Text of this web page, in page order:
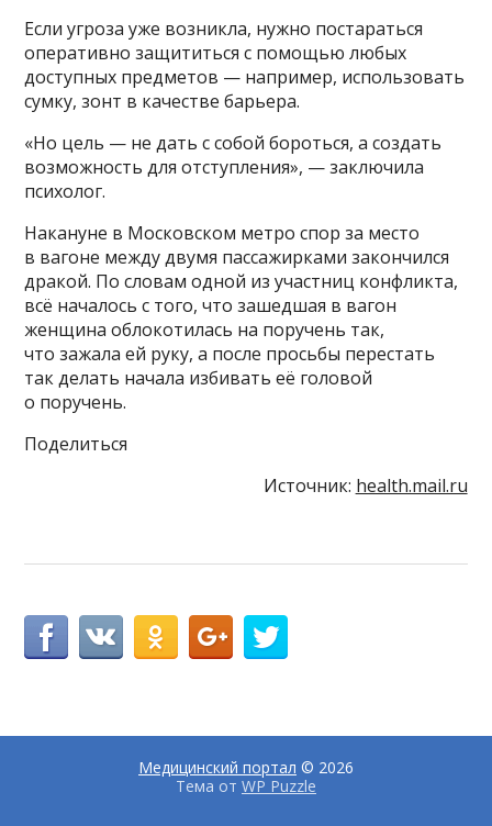
Если угроза уже возникла, нужно постараться
оперативно защититься с помощью любых
доступных предметов — например, использовать
сумку, зонт в качестве барьера.
«Но цель — не дать с собой бороться, а создать
возможность для отступления», — заключила
психолог.
Накануне в Московском метро спор за место
в вагоне между двумя пассажирками закончился
дракой. По словам одной из участниц конфликта,
всё началось с того, что зашедшая в вагон
женщина облокотилась на поручень так,
что зажала ей руку, а после просьбы перестать
так делать начала избивать её головой
о поручень.
Поделиться
Источник: health.mail.ru
Медицинский портал © 2026
Тема от WP Puzzle